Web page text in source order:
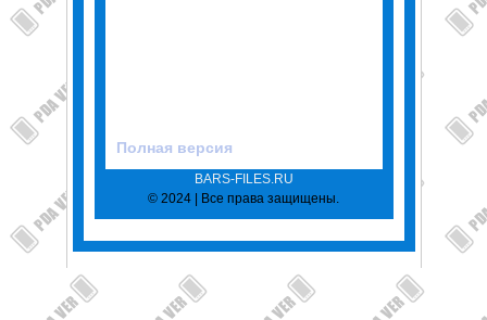
Полная версия
BARS-FILES.RU
© 2024 | Все права защищены.